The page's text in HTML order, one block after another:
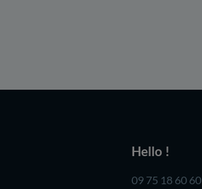
Hello !
09 75 18 60 60